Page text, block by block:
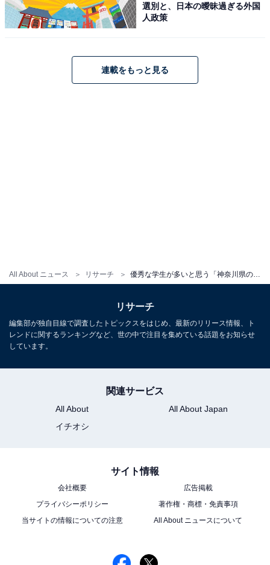
All About ニュース リサーチ
選別と、日本の曖昧過ぎる外国
人政策
連載をもっと見る
リサーチ
編集部が独自目線で調査したトピックスをはじめ、最新のリリース情報、ト
レンドに関するランキングなど、世の中で注目を集めている話題をお知らせ
しています。
関連サービス
All About
All About Japan
イチオシ
サイト情報
会社概要
広告掲載
プライバシーポリシー
著作権・商標・免責事項
当サイトの情報についての注意
All About ニュースについて